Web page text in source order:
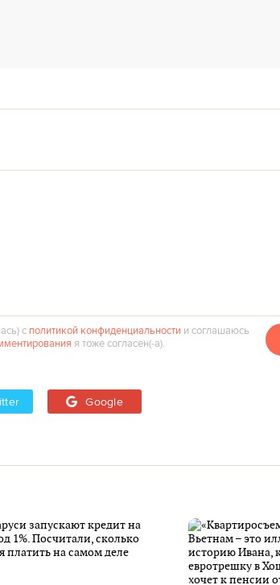
с политикой конфиденциальности и соглашаюсь
я тоже согласен(‑а).
Google